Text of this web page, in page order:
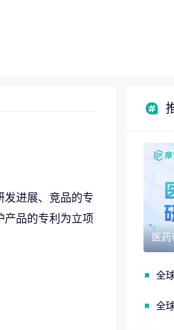
发进展、竞品的专
产品的专利为立项
医
全
全